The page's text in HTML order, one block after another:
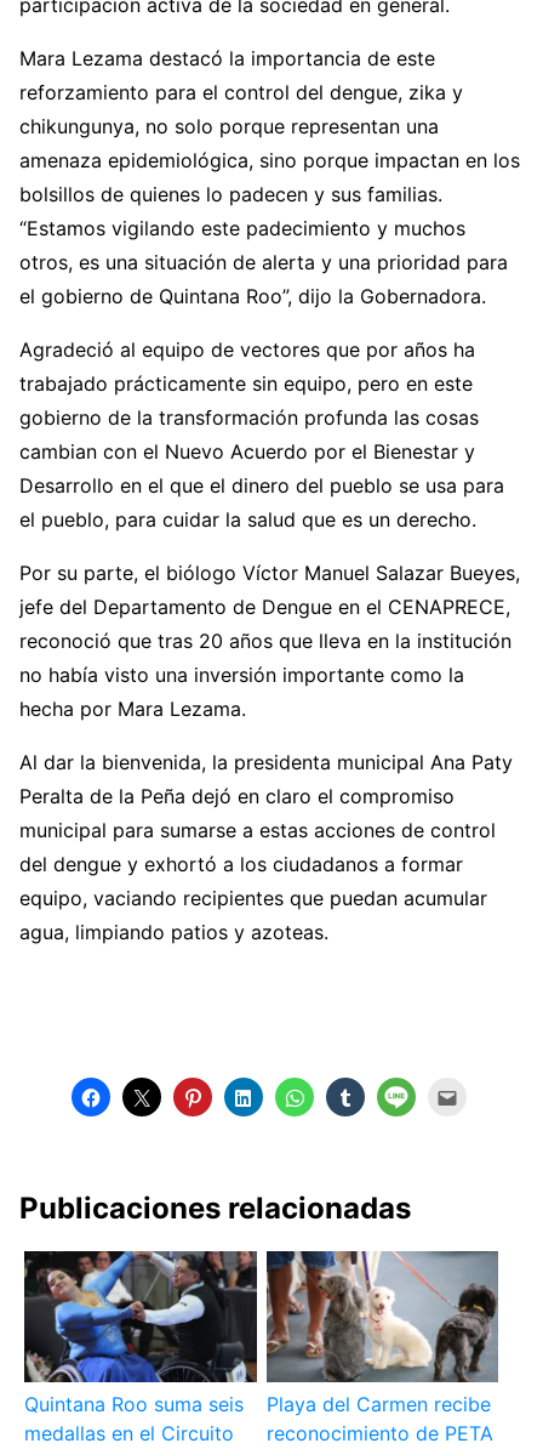
participación activa de la sociedad en general.
Mara Lezama destacó la importancia de este
reforzamiento para el control del dengue, zika y
chikungunya, no solo porque representan una
amenaza epidemiológica, sino porque impactan en los
bolsillos de quienes lo padecen y sus familias.
“Estamos vigilando este padecimiento y muchos
otros, es una situación de alerta y una prioridad para
el gobierno de Quintana Roo”, dijo la Gobernadora.
Agradeció al equipo de vectores que por años ha
trabajado prácticamente sin equipo, pero en este
gobierno de la transformación profunda las cosas
cambian con el Nuevo Acuerdo por el Bienestar y
Desarrollo en el que el dinero del pueblo se usa para
el pueblo, para cuidar la salud que es un derecho.
Por su parte, el biólogo Víctor Manuel Salazar Bueyes,
jefe del Departamento de Dengue en el CENAPRECE,
reconoció que tras 20 años que lleva en la institución
no había visto una inversión importante como la
hecha por Mara Lezama.
Al dar la bienvenida, la presidenta municipal Ana Paty
Peralta de la Peña dejó en claro el compromiso
municipal para sumarse a estas acciones de control
del dengue y exhortó a los ciudadanos a formar
equipo, vaciando recipientes que puedan acumular
agua, limpiando patios y azoteas.
Publicaciones relacionadas
Quintana Roo suma seis
medallas en el Circuito
Playa del Carmen recibe
reconocimiento de PETA